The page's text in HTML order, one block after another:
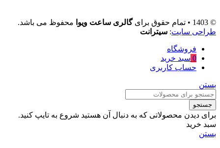
© 1403 • تمام حقوق برای گالری ساعت ویوا محفوظ می باشد.
طراحی سایت: سیترانت
فروشگاه
0 سبد خرید
حساب کاربری
بستن
جستجو
برای دیدن محصولاتی که به دنبال آن هستید شروع به تایپ کنید.
سبد خرید
بستن